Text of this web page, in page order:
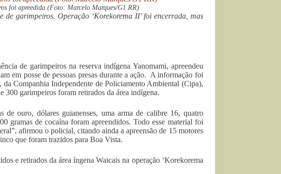
foi apreedida (Foto: Marcelo Marques/G1 RR)
de garimpeiros. Operação ‘Korekorema II’ foi encerrada, mas
de garimpeiros na reserva indígena Yanomami, apreendeu
em posse de pessoas presas durante a ação. A informação foi
Companhia Independente de Policiamento Ambiental (Cipa),
300 garimpeiros foram retirados da área indígena.
ouro, dólares guianenses, uma arma de calibre 16, quatro
gramas de cocaína foram apreendidos. Todo esse material foi
afirmou o policial, citando ainda a apreensão de 15 motores
que foram trazidos para Boa Vista.
e retirados da área íngena Waicais na operação ‘Korekorema